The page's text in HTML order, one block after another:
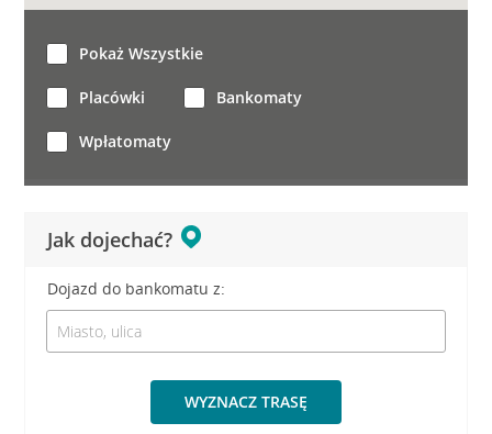
Jak dojechać?
Dojazd do bankomatu z:
WYZNACZ TRASĘ
Pokaż Wszystkie
Placówki Bankomaty
Wpłatomaty